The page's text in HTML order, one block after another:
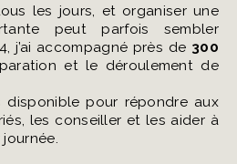
les jours, et organiser une
peut parfois sembler
j’ai accompagné près de 300
et le déroulement de
pour répondre aux
les conseiller et les aider à